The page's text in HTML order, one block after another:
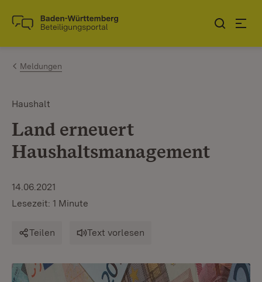
Zum Inhalt springen
Link zur Startseite
Meldungen
Haushalt
Land erneuert
Haushaltsmanagement
14.06.2021
Lesezeit: 1 Minute
Teilen Text vorlesen